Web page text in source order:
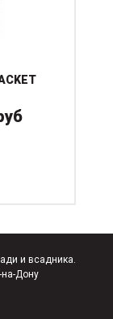
и всадника.
на-Дону